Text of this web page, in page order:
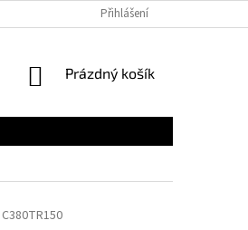
Přihlášení
NÁKUPNÍ
Prázdný košík
C380TR150